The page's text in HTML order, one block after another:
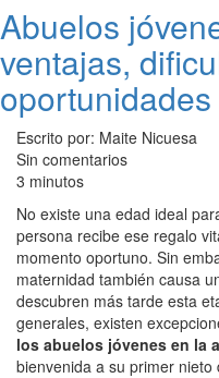
Abuelos
ventajas,
oportunidades
Escrito por: Maite Nicuesa
Sin comentarios
3 minutos
No existe una edad ideal
persona recibe ese regalo
momento oportuno. Sin
maternidad también causa
descubren más tarde esta
generales, existen
los abuelos jóvenes en la
bienvenida a su primer